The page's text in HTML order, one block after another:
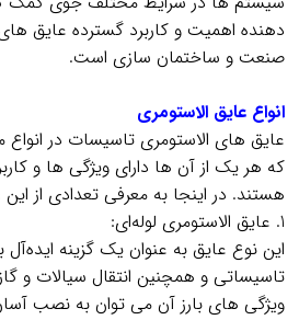
دهنده اهمیت و کاربرد گسترده عایق‌
صنعت و ساختمان‌ سازی است.
انواع عایق الاستومری
عایق‌ های الاستومری تاسیسات در
که هر یک از آن‌ ها دارای ویژگی‌ ها و
هستند. در اینجا به معرفی تعدادی از
1. عایق الاستومری لوله‌ای:
این نوع عایق به عنوان یک گزینه ایده‌آل
تاسیساتی و همچنین انتقال سیالات و
ویژگی‌ های بارز آن می‌ توان به نصب